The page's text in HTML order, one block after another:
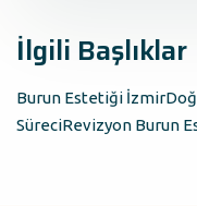
İlgili Başlıklar
Burun Estetiği İzmir
SüreciRevizyon Burun